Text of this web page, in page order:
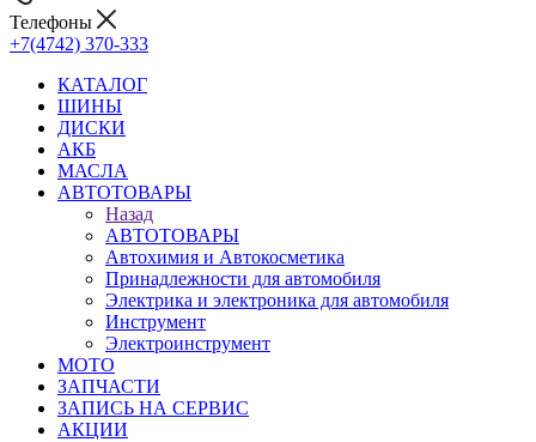
Телефоны
+7(4742) 370-333
КАТАЛОГ
ШИНЫ
ДИСКИ
АКБ
МАСЛА
АВТОТОВАРЫ
Назад
АВТОТОВАРЫ
Автохимия и Автокосметика
Принадлежности для автомобиля
Электрика и электроника для автомобиля
Инструмент
Электроинструмент
МОТО
ЗАПЧАСТИ
ЗАПИСЬ НА СЕРВИС
АКЦИИ